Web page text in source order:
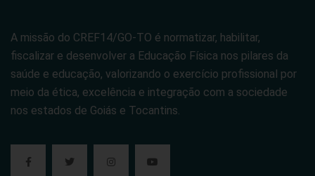
A missão do CREF14/GO-TO é normatizar, habilitar,
fiscalizar e desenvolver a Educação Física nos pilares da
saúde e educação, valorizando o exercício profissional por
meio da ética, excelência e integração com a sociedade
nos estados de Goiás e Tocantins.